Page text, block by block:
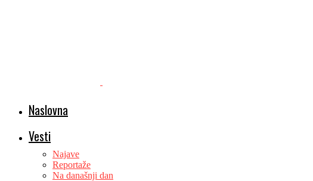
Naslovna
Vesti
Najave
Reportaže
Na današnji dan